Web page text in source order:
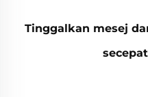
Tinggalkan mesej